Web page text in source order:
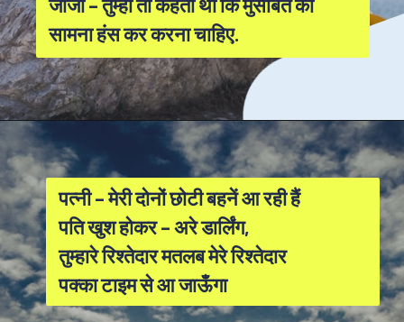
सामना हंस कर करना चाहिए.
पत्नी – मेरी दोनों छोटी बहनें आ रही हैं
पति खुश होकर – अरे डार्लिंग,
तुम्हारे रिश्तेदार मतलब मेरे रिश्तेदार
पक्का टाइम से आ जाऊँगा